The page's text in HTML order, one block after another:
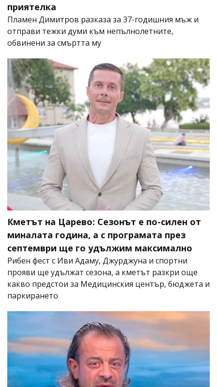
приятелка
Пламен Димитров разказа за 37-годишния мъж и
отправи тежки думи към непълнолетните,
обвинени за смъртта му
Кметът на Царево: Сезонът е по-силен от
миналата година, а с програмата през
септември ще го удължим максимално
Рибен фест с Иви Адаму, Джурджуна и спортни
прояви ще удължат сезона, а кметът разкри още
какво предстои за Медицинския център, бюджета и
паркирането